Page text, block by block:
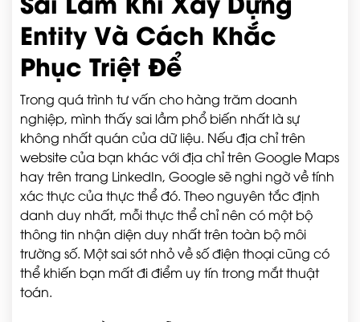
Entity Và Cách Khắc
Phục Triệt Để
Trong quá trình tư vấn cho hàng trăm doanh
nghiệp, mình thấy sai lầm phổ biến nhất là sự
không nhất quán của dữ liệu. Nếu địa chỉ trên
website của bạn khác với địa chỉ trên Google Maps
hay trên trang LinkedIn, Google sẽ nghi ngờ về tính
xác thực của thực thể đó. Theo nguyên tắc định
danh duy nhất, mỗi thực thể chỉ nên có một bộ
thông tin nhận diện duy nhất trên toàn bộ môi
trường số. Một sai sót nhỏ về số điện thoại cũng có
thể khiến bạn mất đi điểm uy tín trong mắt thuật
toán.